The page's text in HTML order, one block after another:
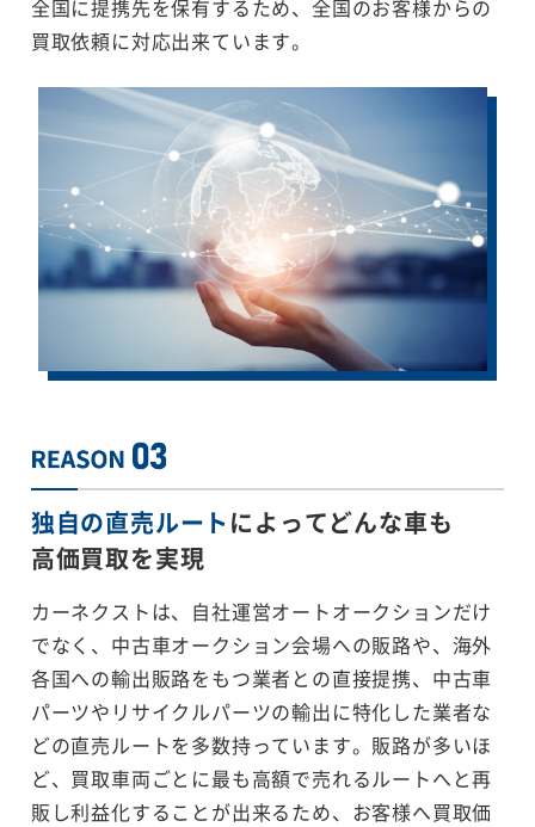
全国に提携先を保有するため、全国のお客様からの
買取依頼に対応出来ています。
独自の直売ルートによってどんな車も
高価買取を実現
カーネクストは、自社運営オートオークションだけ
でなく、中古車オークション会場への販路や、海外
各国への輸出販路をもつ業者との直接提携、中古車
パーツやリサイクルパーツの輸出に特化した業者な
どの直売ルートを多数持っています。販路が多いほ
ど、買取車両ごとに最も高額で売れるルートへと再
販し利益化することが出来るため、お客様へ買取価